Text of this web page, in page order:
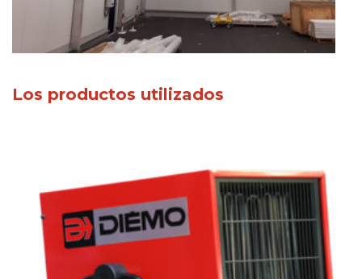
Los productos utilizados